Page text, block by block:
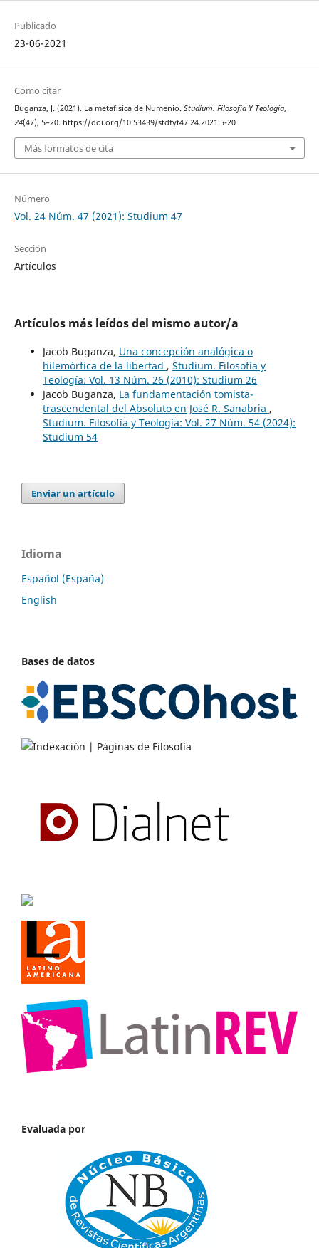
Publicado
23-06-2021
Cómo citar
Buganza, J. (2021). La metafísica de Numenio. Studium. Filosofía Y Teología,
24(47), 5–20. https://doi.org/10.53439/stdfyt47.24.2021.5-20
Más formatos de cita
Número
Vol. 24 Núm. 47 (2021): Studium 47
Sección
Artículos
Artículos más leídos del mismo autor/a
Jacob Buganza, Una concepción analógica o
hilemórfica de la libertad , Studium. Filosofía y
Teología: Vol. 13 Núm. 26 (2010): Studium 26
Jacob Buganza, La fundamentación tomista-
trascendental del Absoluto en José R. Sanabria ,
Studium. Filosofía y Teología: Vol. 27 Núm. 54 (2024):
Studium 54
Enviar un artículo
Idioma
Español (España)
English
Bases de datos
Evaluada por